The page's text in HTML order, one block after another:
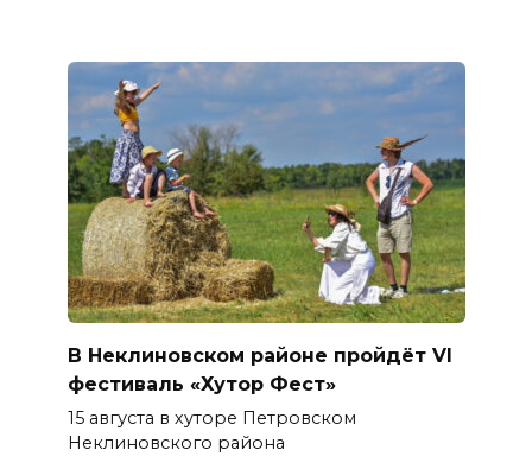
В Неклиновском районе пройдёт VI
фестиваль «Хутор Фест»
15 августа в хуторе Петровском
Неклиновского района